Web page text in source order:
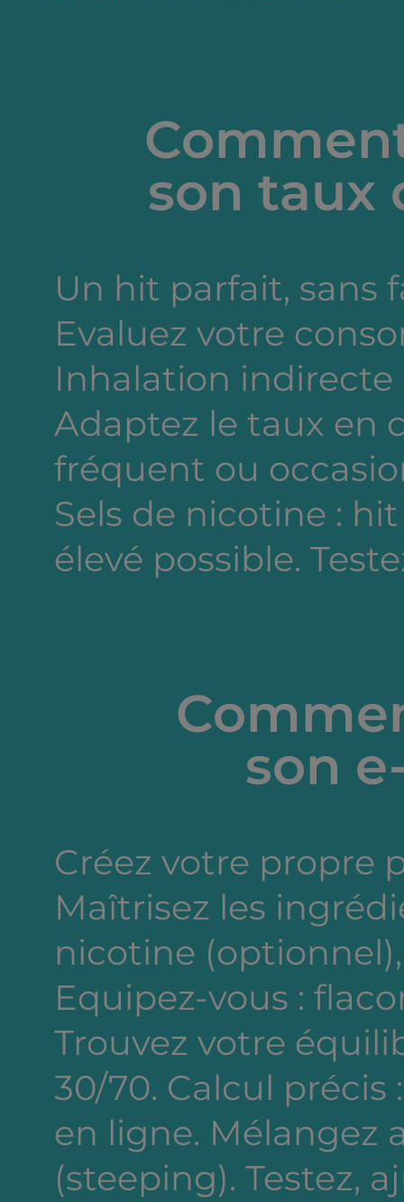
son taux
Un hit parfait, sans
Evaluez votre
Inhalation indirecte
Adaptez le taux en
fréquent ou
Sels de nicotine :
élevé possible.
son
Créez votre propre
Maîtrisez les
nicotine
Equipez-vous :
Trouvez votre
30/70. Calcul
en ligne. Mélangez
(steeping). Testez,